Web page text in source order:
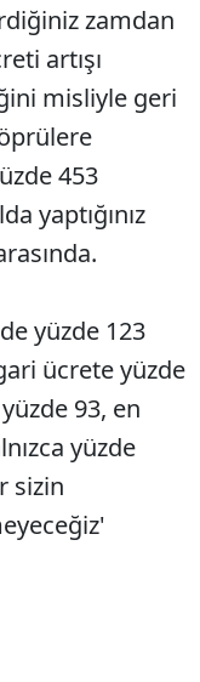
zamdan
artışı
misliyle geri
453
yaptığınız
yüzde 123
ücrete yüzde
93, en
yüzde
sizin